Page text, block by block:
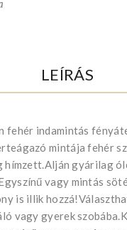
LEÍRÁS
fehér indamintás
mintája fehér
hímzett.Alján gyárilag
vagy mintás
is illik
vagy gyerek